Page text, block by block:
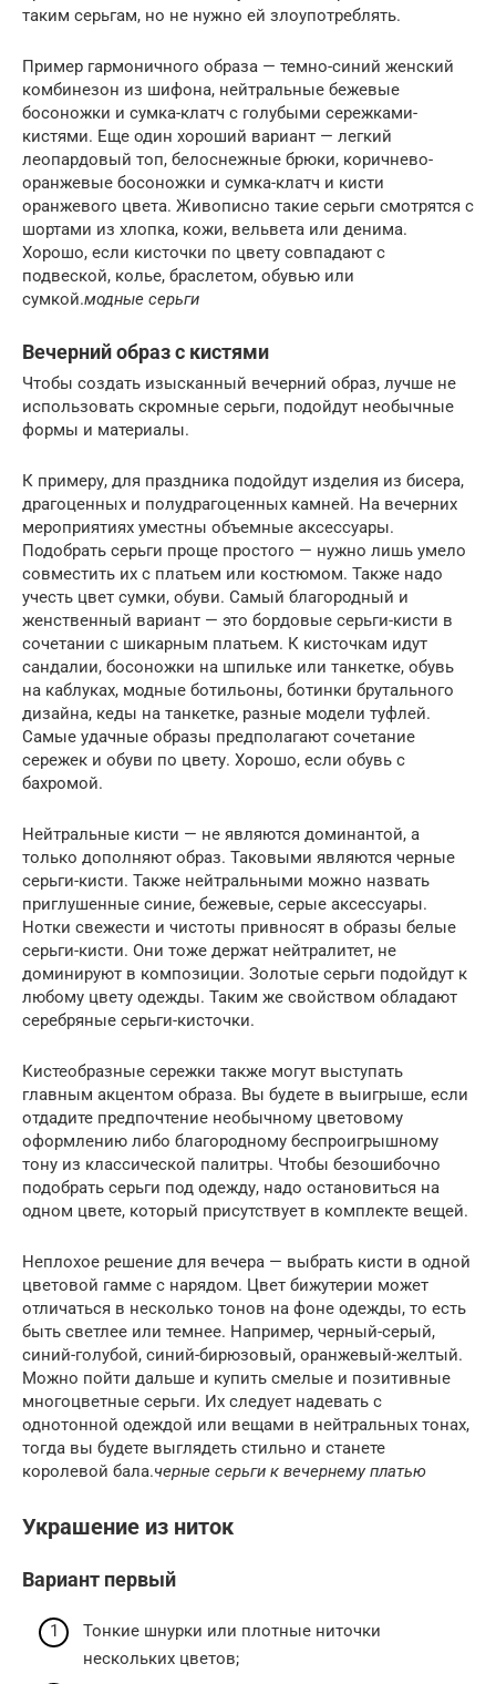
таким серьгам, но не нужно ей злоупотреблять.
Пример гармоничного образа — темно-синий женский
комбинезон из шифона, нейтральные бежевые
босоножки и сумка-клатч с голубыми сережками-
кистями. Еще один хороший вариант — легкий
леопардовый топ, белоснежные брюки, коричнево-
оранжевые босоножки и сумка-клатч и кисти
оранжевого цвета. Живописно такие серьги смотрятся с
шортами из хлопка, кожи, вельвета или денима.
Хорошо, если кисточки по цвету совпадают с
подвеской, колье, браслетом, обувью или
сумкой.модные серьги
Вечерний образ с кистями
Чтобы создать изысканный вечерний образ, лучше не
использовать скромные серьги, подойдут необычные
формы и материалы.
К примеру, для праздника подойдут изделия из бисера,
драгоценных и полудрагоценных камней. На вечерних
мероприятиях уместны объемные аксессуары.
Подобрать серьги проще простого — нужно лишь умело
совместить их с платьем или костюмом. Также надо
учесть цвет сумки, обуви. Самый благородный и
женственный вариант — это бордовые серьги-кисти в
сочетании с шикарным платьем. К кисточкам идут
сандалии, босоножки на шпильке или танкетке, обувь
на каблуках, модные ботильоны, ботинки брутального
дизайна, кеды на танкетке, разные модели туфлей.
Самые удачные образы предполагают сочетание
сережек и обуви по цвету. Хорошо, если обувь с
бахромой.
Нейтральные кисти — не являются доминантой, а
только дополняют образ. Таковыми являются черные
серьги-кисти. Также нейтральными можно назвать
приглушенные синие, бежевые, серые аксессуары.
Нотки свежести и чистоты привносят в образы белые
серьги-кисти. Они тоже держат нейтралитет, не
доминируют в композиции. Золотые серьги подойдут к
любому цвету одежды. Таким же свойством обладают
серебряные серьги-кисточки.
Кистеобразные сережки также могут выступать
главным акцентом образа. Вы будете в выигрыше, если
отдадите предпочтение необычному цветовому
оформлению либо благородному беспроигрышному
тону из классической палитры. Чтобы безошибочно
подобрать серьги под одежду, надо остановиться на
одном цвете, который присутствует в комплекте вещей.
Неплохое решение для вечера — выбрать кисти в одной
цветовой гамме с нарядом. Цвет бижутерии может
отличаться в несколько тонов на фоне одежды, то есть
быть светлее или темнее. Например, черный-серый,
синий-голубой, синий-бирюзовый, оранжевый-желтый.
Можно пойти дальше и купить смелые и позитивные
многоцветные серьги. Их следует надевать с
однотонной одеждой или вещами в нейтральных тонах,
тогда вы будете выглядеть стильно и станете
королевой бала.черные серьги к вечернему платью
Украшение из ниток
Вариант первый
Тонкие шнурки или плотные ниточки
нескольких цветов;